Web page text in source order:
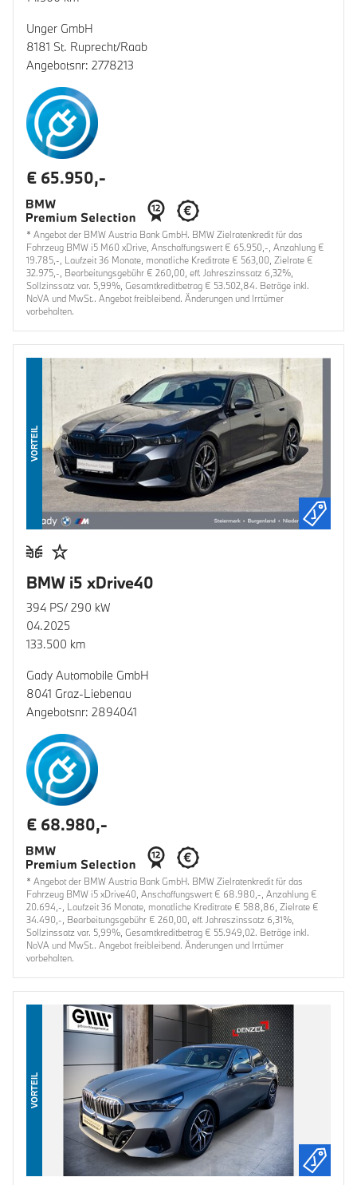
Unger GmbH
8181 St. Ruprecht/Raab
Angebotsnr: 2778213
€ 65.950,-
* Angebot der BMW Austria Bank GmbH. BMW Zielratenkredit für das
Fahrzeug BMW i5 M60 xDrive, Anschaffungswert € 65.950,-, Anzahlung €
19.785,-, Laufzeit 36 Monate, monatliche Kreditrate € 563,00, Zielrate €
32.975,-, Bearbeitungsgebühr € 260,00, eff. Jahreszinssatz 6,32%,
Sollzinssatz var. 5,99%, Gesamtkreditbetrag € 53.502,84. Beträge inkl.
NoVA und MwSt.. Angebot freibleibend. Änderungen und Irrtümer
vorbehalten.
VORTEIL
BMW i5 xDrive40
394 PS/ 290 kW
04.2025
133.500 km
Gady Automobile GmbH
8041 Graz-Liebenau
Angebotsnr: 2894041
€ 68.980,-
* Angebot der BMW Austria Bank GmbH. BMW Zielratenkredit für das
Fahrzeug BMW i5 xDrive40, Anschaffungswert € 68.980,-, Anzahlung €
20.694,-, Laufzeit 36 Monate, monatliche Kreditrate € 588,86, Zielrate €
34.490,-, Bearbeitungsgebühr € 260,00, eff. Jahreszinssatz 6,31%,
Sollzinssatz var. 5,99%, Gesamtkreditbetrag € 55.949,02. Beträge inkl.
NoVA und MwSt.. Angebot freibleibend. Änderungen und Irrtümer
vorbehalten.
VORTEIL